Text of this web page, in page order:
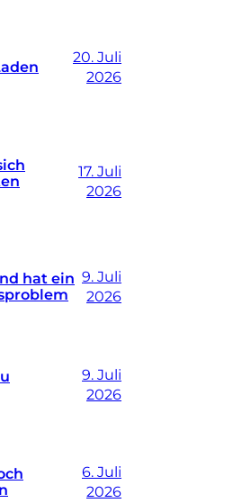
20. Juli
2026
17. Juli
2026
hat ein 9. Juli
2026
9. Juli
2026
6. Juli
2026